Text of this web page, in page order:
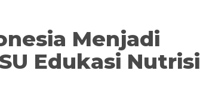
Menjadi
Edukasi Nutrisi